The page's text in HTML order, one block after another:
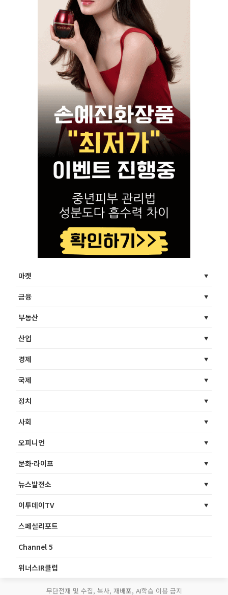
마켓
금융
부동산
산업
경제
국제
정치
사회
오피니언
문화·라이프
뉴스발전소
이투데이TV
스페셜리포트
Channel 5
위너스IR클럽
무단전재 및 수집, 복사, 재배포, AI학습 이용 금지